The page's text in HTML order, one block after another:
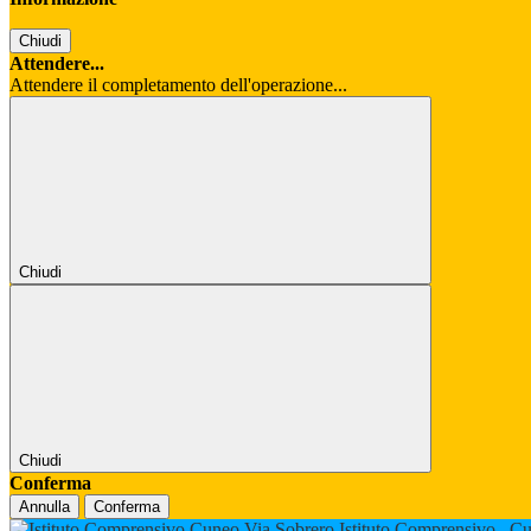
Chiudi
Attendere...
Attendere il completamento dell'operazione...
Chiudi
Chiudi
Conferma
Annulla Conferma